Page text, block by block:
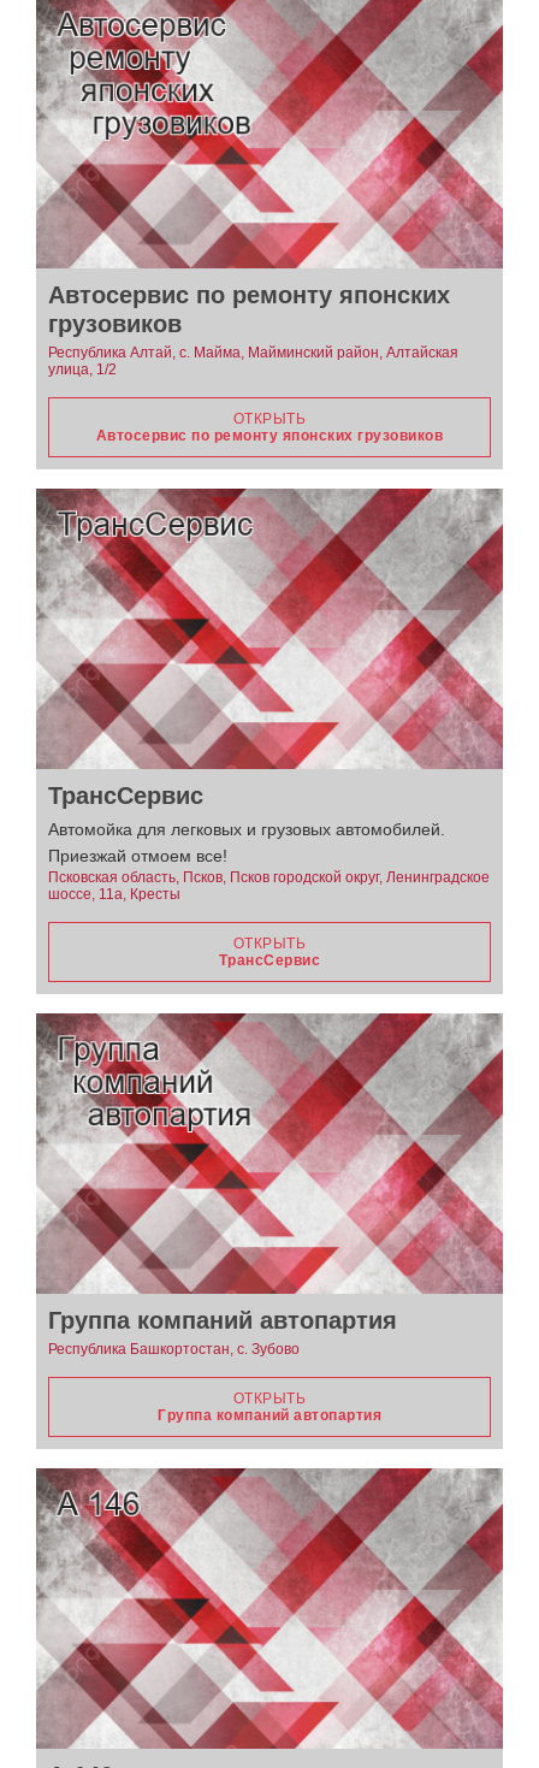
Автосервис по ремонту японских
грузовиков
Республика Алтай, с. Майма, Майминский район, Алтайская
улица, 1/2
ОТКРЫТЬ
Автосервис по ремонту японских грузовиков
ТрансСервис
Автомойка для легковых и грузовых автомобилей.
Приезжай отмоем все!
Псковская область, Псков, Псков городской округ, Ленинградское
шоссе, 11а, Кресты
ОТКРЫТЬ
ТрансСервис
Группа компаний автопартия
Республика Башкортостан, с. Зубово
ОТКРЫТЬ
Группа компаний автопартия